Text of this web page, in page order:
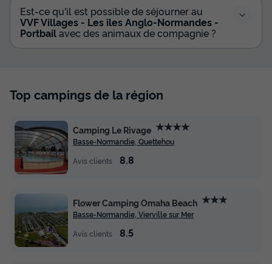
Est-ce qu'il est possible de séjourner au
VVF Villages - Les îles Anglo-Normandes -
Portbailavec des animaux de compagnie ?
Top campings de la région
Camping Le Rivage ★★★★
Basse-Normandie, Quettehou
Avis clients
8.8
Flower Camping Omaha Beach ★★★
Basse-Normandie, Vierville sur Mer
Avis clients
8.5